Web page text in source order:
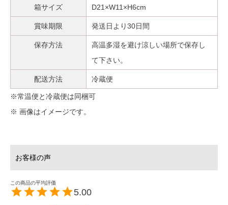
箱サイズ D21×W11×H6cm
賞味期限 発送日より30日間
保存方法
高温多湿を避け涼しい場所で保存し
て下さい。
配送方法 冷蔵便
※常温便と冷蔵便は同梱可
※ 画像はイメージです。
5.00